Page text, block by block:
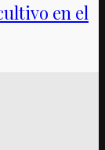
en el